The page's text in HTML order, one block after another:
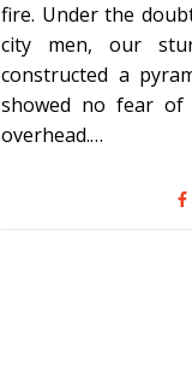
fire. Under the
city men, our
constructed a
showed no fear of
overhead.…